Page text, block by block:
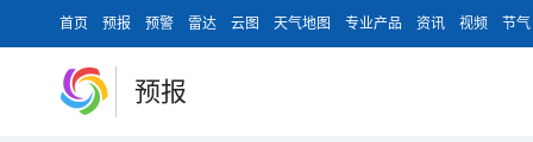
首页 预报 预警 雷达 云图 天气地图 专业产品 资讯 视频 节气
预报